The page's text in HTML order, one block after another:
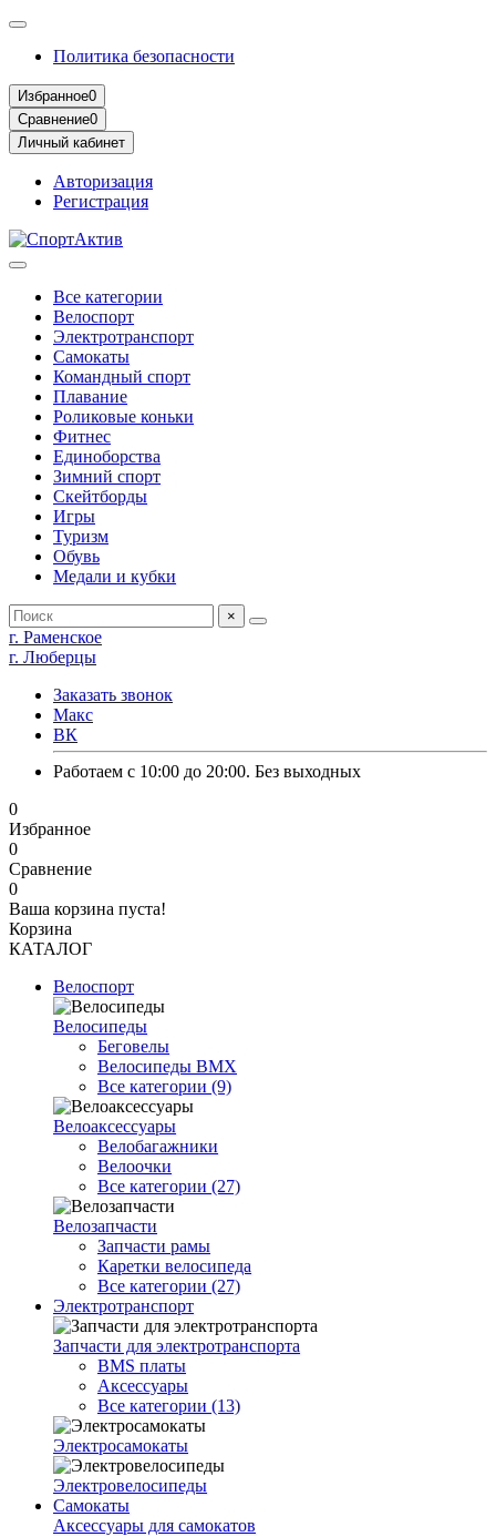
Политика безопасности
Избранное0
Сравнение0
Личный кабинет
Авторизация
Регистрация
Все категории
Велоспорт
Электротранспорт
Самокаты
Командный спорт
Плавание
Роликовые коньки
Фитнес
Единоборства
Зимний спорт
Скейтборды
Игры
Туризм
Обувь
Медали и кубки
×
г. Раменское
г. Люберцы
Заказать звонок
Макс
ВК
Работаем с 10:00 до 20:00. Без выходных
0
Избранное
0
Сравнение
0
Ваша корзина пуста!
Корзина
КАТАЛОГ
Велоспорт
Велосипеды
Беговелы
Велосипеды BMX
Все категории (9)
Велоаксессуары
Велобагажники
Велоочки
Все категории (27)
Велозапчасти
Запчасти рамы
Каретки велосипеда
Все категории (27)
Электротранспорт
Запчасти для электротранспорта
BMS платы
Аксессуары
Все категории (13)
Электросамокаты
Электровелосипеды
Самокаты
Аксессуары для самокатов